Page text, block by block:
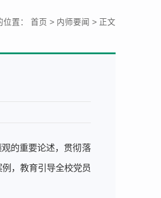
位置： 首页 > 内师要闻 > 正文
的重要论述，贯彻落
，教育引导全校党员